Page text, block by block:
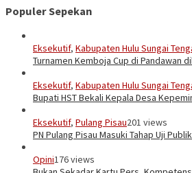
Populer Sepekan
Eksekutif, Kabupaten Hulu Sungai
Turnamen Kemboja Cup di Pandawan
Eksekutif, Kabupaten Hulu Sungai
Bupati HST Bekali Kepala Desa
Eksekutif, Pulang Pisau201 views
PN Pulang Pisau Masuki Tahap Uji
Opini176 views